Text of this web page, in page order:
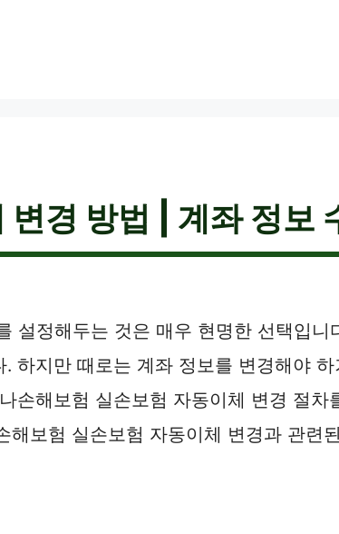
경 방법 | 계좌 정보
설정해두는 것은 매우 현명한 선택입
하지만 때로는 계좌 정보를 변경해야
손해보험 실손보험 자동이체 변경 절
보험 실손보험 자동이체 변경과 관련